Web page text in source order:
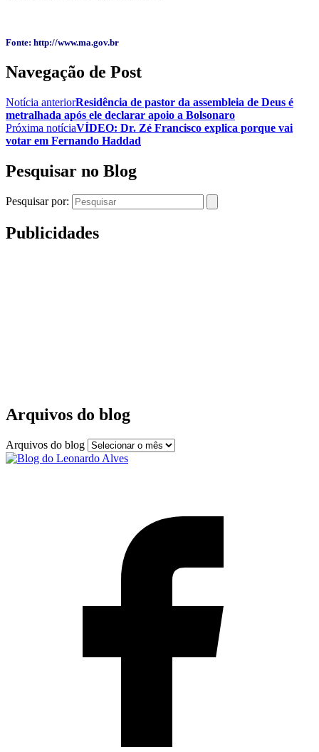
Fonte: http://www.ma.gov.br
Navegação de Post
Notícia anteriorResidência de pastor da assembleia de Deus é
metralhada após ele declarar apoio a Bolsonaro
Próxima notíciaVÍDEO: Dr. Zé Francisco explica porque vai
votar em Fernando Haddad
Pesquisar no Blog
Pesquisar por:
Publicidades
Arquivos do blog
Arquivos do blog